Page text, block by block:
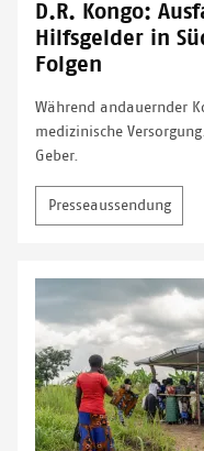
D.R. Kongo:
Hilfsgelder in
Folgen
Während andauernder
medizinische
Geber.
Presseaussendung